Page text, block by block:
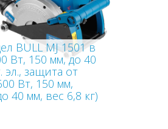
BULL MJ 1501 в
Вт, 150 мм, до 40
эл., защита от
Вт, 150 мм,
40 мм, вес 6,8 кг)